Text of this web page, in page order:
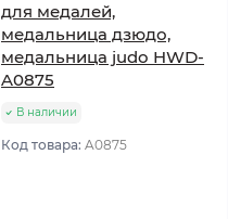
для медалей,
медальница дзюдо,
медальница judo HWD-
A0875
В наличии
Код товара: A0875